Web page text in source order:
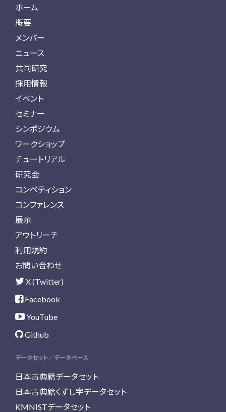
ホーム
概要
メンバー
ニュース
共同研究
採用情報
イベント
セミナー
シンポジウム
ワークショップ
チュートリアル
研究会
コンペティション
コンファレンス
展示
アウトリーチ
利用規約
お問い合わせ
X (Twitter)
Facebook
YouTube
Github
データセット／データベース
日本古典籍データセット
日本古典籍くずし字データセット
KMNISTデータセット